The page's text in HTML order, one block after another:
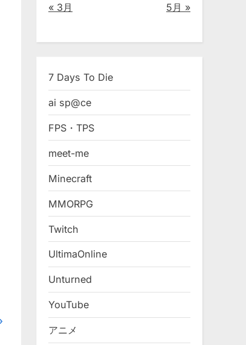
« 3月 5月 »
7 Days To Die
ai sp@ce
FPS・TPS
meet-me
Minecraft
MMORPG
Twitch
UltimaOnline
Unturned
YouTube
アニメ